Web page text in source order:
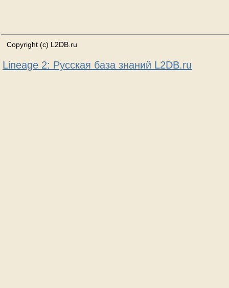
Copyright (c) L2DB.ru
Lineage 2: Русская база знаний L2DB.ru